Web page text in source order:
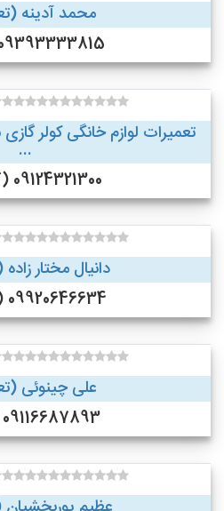
محمد آدینه
09393333815 (تهران)
تعمیرات لوازم خانگی کولر
...
09124321300 (گرمسار )
دانیال مختار زاده
09920646634 (اصفهان)
علی چینوئی
09116687893 (گرگان)